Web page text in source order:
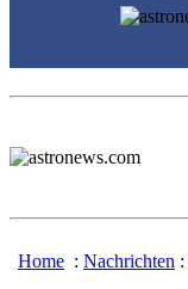
Home : Nachrichten :